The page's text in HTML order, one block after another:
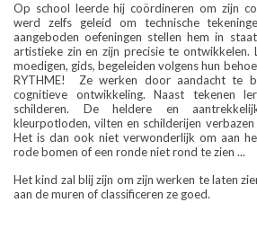
Op school leerde hij coördineren om zijn
werd zelfs geleid om technische
aangeboden oefeningen stellen hem in
artistieke zin en zijn precisie te ontwikkelen.
moedigen, gids, begeleiden volgens hun
RYTHME!
Ze werken door aandacht te
cognitieve ontwikkeling. Naast tekenen
schilderen. De heldere en
kleurpotloden, vilten en schilderijen verbazen
Het is dan ook niet verwonderlijk om aan
rode bomen of een ronde niet rond te zien ...
Het kind zal blij zijn om zijn werken te laten
aan de muren of classificeren ze goed.